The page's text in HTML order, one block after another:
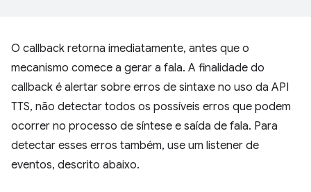
O callback retorna imediatamente, antes que o
mecanismo comece a gerar a fala. A finalidade do
callback é alertar sobre erros de sintaxe no uso da API
TTS, não detectar todos os possíveis erros que podem
ocorrer no processo de síntese e saída de fala. Para
detectar esses erros também, use um listener de
eventos, descrito abaixo.